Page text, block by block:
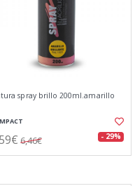
spray brillo 200ml.amarillo
6,46€ - 29%